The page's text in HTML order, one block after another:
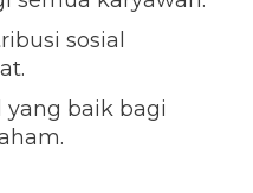
sosial
baik bagi